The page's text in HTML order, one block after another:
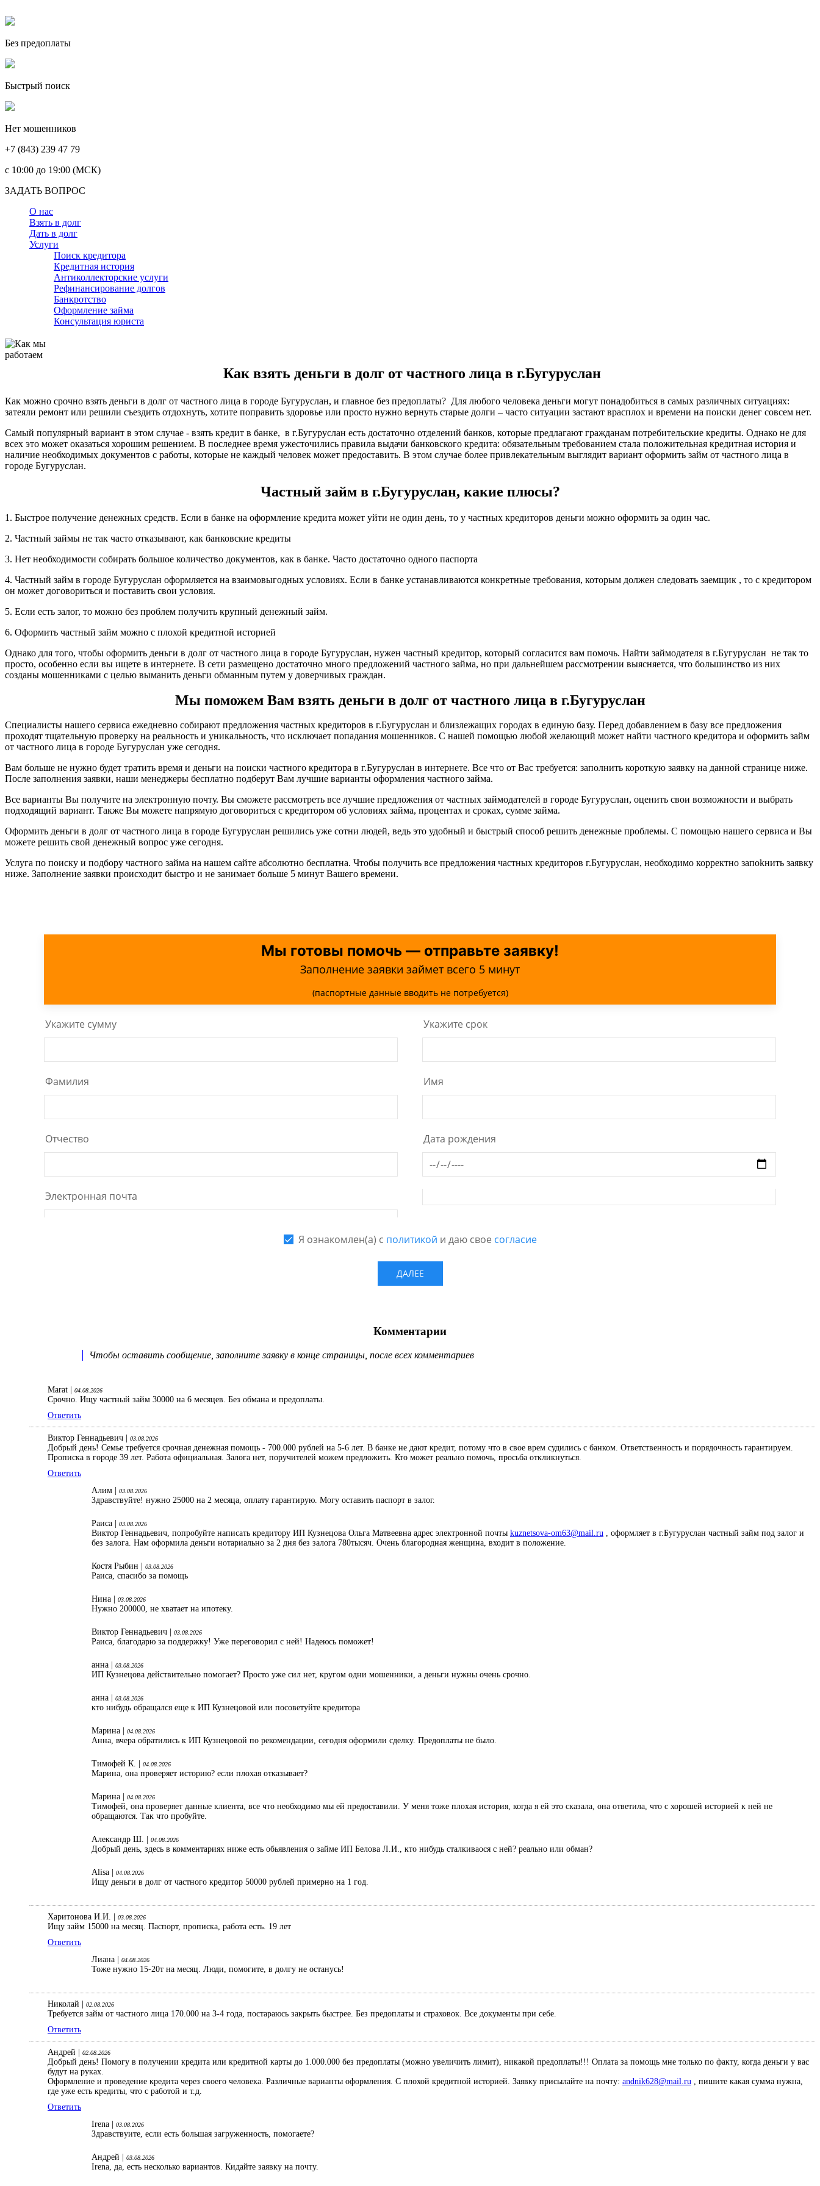
Без предоплаты
Быстрый поиск
Нет мошенников
+7 (843) 239 47 79
c 10:00 до 19:00 (МСК)
ЗАДАТЬ ВОПРОС
О нас
Взять в долг
Дать в долг
Услуги
Поиск кредитора
Кредитная история
Антиколлекторские услуги
Рефинансирование долгов
Банкротство
Оформление займа
Консультация юриста
Как взять деньги в долг от частного лица в г.Бугуруслан
Как можно срочно взять деньги в долг от частного лица в городе Бугуруслан, и главное без предоплаты? Для любого человека деньги могут понадобиться в самых различных ситуациях:
затеяли ремонт или решили съездить отдохнуть, хотите поправить здоровье или просто нужно вернуть старые долги – часто ситуации застают врасплох и времени на поиски денег совсем нет.
Самый популярный вариант в этом случае - взять кредит в банке, в г.Бугуруслан есть достаточно отделений банков, которые предлагают гражданам потребительские кредиты. Однако не для
всех это может оказаться хорошим решением. В последнее время ужесточились правила выдачи банковского кредита: обязательным требованием стала положительная кредитная история и
наличие необходимых документов с работы, которые не каждый человек может предоставить. В этом случае более привлекательным выглядит вариант оформить займ от частного лица в
городе Бугуруслан.
Частный займ в г.Бугуруслан, какие плюсы?
1. Быстрое получение денежных средств. Если в банке на оформление кредита может уйти не один день, то у частных кредиторов деньги можно оформить за один час.
2. Частный займы не так часто отказывают, как банковские кредиты
3. Нет необходимости собирать большое количество документов, как в банке. Часто достаточно одного паспорта
4. Частный займ в городе Бугуруслан оформляется на взаимовыгодных условиях. Если в банке устанавливаются конкретные требования, которым должен следовать заемщик , то с кредитором
он может договориться и поставить свои условия.
5. Если есть залог, то можно без проблем получить крупный денежный займ.
6. Оформить частный займ можно с плохой кредитной историей
Однако для того, чтобы оформить деньги в долг от частного лица в городе Бугуруслан, нужен частный кредитор, который согласится вам помочь. Найти займодателя в г.Бугуруслан не так то
просто, особенно если вы ищете в интернете. В сети размещено достаточно много предложений частного займа, но при дальнейшем рассмотрении выясняется, что большинство из них
созданы мошенниками с целью выманить деньги обманным путем у доверчивых граждан.
Мы поможем Вам взять деньги в долг от частного лица в г.Бугуруслан
Специалисты нашего сервиса ежедневно собирают предложения частных кредиторов в г.Бугуруслан и близлежащих городах в единую базу. Перед добавлением в базу все предложения
проходят тщательную проверку на реальность и уникальность, что исключает попадания мошенников. С нашей помощью любой желающий может найти частного кредитора и оформить займ
от частного лица в городе Бугуруслан уже сегодня.
Вам больше не нужно будет тратить время и деньги на поиски частного кредитора в г.Бугуруслан в интернете. Все что от Вас требуется: заполнить короткую заявку на данной странице ниже.
После заполнения заявки, наши менеджеры бесплатно подберут Вам лучшие варианты оформления частного займа.
Все варианты Вы получите на электронную почту. Вы сможете рассмотреть все лучшие предложения от частных займодателей в городе Бугуруслан, оценить свои возможности и выбрать
подходящий вариант. Также Вы можете напрямую договориться с кредитором об условиях займа, процентах и сроках, сумме займа.
Оформить деньги в долг от частного лица в городе Бугуруслан решились уже сотни людей, ведь это удобный и быстрый способ решить денежные проблемы. С помощью нашего сервиса и Вы
можете решить свой денежный вопрос уже сегодня.
Услуга по поиску и подбору частного займа на нашем сайте абсолютно бесплатна. Чтобы получить все предложения частных кредиторов г.Бугуруслан, необходимо корректно запоkнить заявку
ниже. Заполнение заявки происходит быстро и не занимает больше 5 минут Вашего времени.
Комментарии
Чтобы оставить сообщение, заполните заявку в конце страницы, после всех комментариев
Marat | 04.08.2026
Срочно. Ищу частный займ 30000 на 6 месяцев. Без обмана и предоплаты.
Ответить
Виктор Геннадьевич | 03.08.2026
Добрый день! Семье требуется срочная денежная помощь - 700.000 рублей на 5-6 лет. В банке не дают кредит, потому что в свое врем судились с банком. Ответственность и порядочность гарантируем.
Прописка в городе 39 лет. Работа официальная. Залога нет, поручителей можем предложить. Кто может реально помочь, просьба откликнуться.
Ответить
Алим |
03.08.2026
Здравствуйте! нужно 25000 на 2 месяца, оплату гарантирую. Могу оставить паспорт в залог.
Раиса | 03.08.2026
Виктор Геннадьевич, попробуйте написать кредитору ИП Кузнецова Ольга Матвеевна адрес электронной почты kuznetsova-om63@mail.ru , оформляет в г.Бугуруслан частный займ под залог и
без залога. Нам оформила деньги нотариально за 2 дня без залога 780тысяч. Очень благородная женщина, входит в положение.
Костя Рыбин | 03.08.2026
Раиса, спасибо за помощь
Нина | 03.08.2026
Нужно 200000, не хватает на ипотеку.
Виктор Геннадьевич | 03.08.2026
Раиса, благодарю за поддержку! Уже переговорил с ней! Надеюсь поможет!
анна | 03.08.2026
ИП Кузнецова действительно помогает? Просто уже сил нет, кругом одни мошенники, а деньги нужны очень срочно.
анна | 03.08.2026
кто нибудь обращался еще к ИП Кузнецовой или посоветуйте кредитора
Марина | 04.08.2026
Анна, вчера обратились к ИП Кузнецовой по рекомендации, сегодня оформили сделку. Предоплаты не было.
Тимофей К. | 04.08.2026
Марина, она проверяет историю? если плохая отказывает?
Марина | 04.08.2026
Тимофей, она проверяет данные клиента, все что необходимо мы ей предоставили. У меня тоже плохая история, когда я ей это сказала, она ответила, что с хорошей историей к ней не
обращаются. Так что пробуйте.
Александр Ш. | 04.08.2026
Добрый день, здесь в комментариях ниже есть обьявления о займе ИП Белова Л.И., кто нибудь сталкиваося с ней? реально или обман?
Alisa | 04.08.2026
Ищу деньги в долг от частного кредитор 50000 рублей примерно на 1 год.
Харитонова И.И. | 03.08.2026
Ищу займ 15000 на месяц. Паспорт, прописка, работа есть. 19 лет
Ответить
Лиана |
04.08.2026
Тоже нужно 15-20т на месяц. Люди, помогите, в долгу не останусь!
Николай | 02.08.2026
Требуется займ от частного лица 170.000 на 3-4 года, постараюсь закрыть быстрее. Без предоплаты и страховок. Все документы при себе.
Ответить
Андрей | 02.08.2026
Добрый день! Помогу в получении кредита или кредитной карты до 1.000.000 без предоплаты (можно увеличить лимит), никакой предоплаты!!! Оплата за помощь мне только по факту, когда деньги у вас
будут на руках.
Оформление и проведение кредита через своего человека. Различные варианты оформления. С плохой кредитной историей. Заявку присылайте на почту: andnik628@mail.ru , пишите какая сумма нужна,
где уже есть кредиты, что с работой и т.д.
Ответить
Irena |
03.08.2026
Здравствуите, если есть большая загруженность, помогаете?
Андрей | 03.08.2026
Irena, да, есть несколько вариантов. Кидайте заявку на почту.